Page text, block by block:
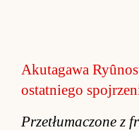
Akutagawa
ostatniego
Prze­tłuma­czone z